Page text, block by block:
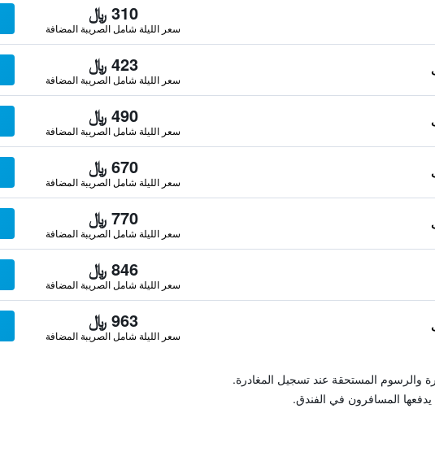
310 ﷼
سعر الليلة شامل الصريبة المضافة
423 ﷼
سعر الليلة شامل الصريبة المضافة
490 ﷼
سعر الليلة شامل الصريبة المضافة
670 ﷼
سعر الليلة شامل الصريبة المضافة
770 ﷼
سعر الليلة شامل الصريبة المضافة
846 ﷼
سعر الليلة شامل الصريبة المضافة
963 ﷼
سعر الليلة شامل الصريبة المضافة
والرسوم المستحقة عند تسجيل المغادرة.
المسافرون في الفندق.